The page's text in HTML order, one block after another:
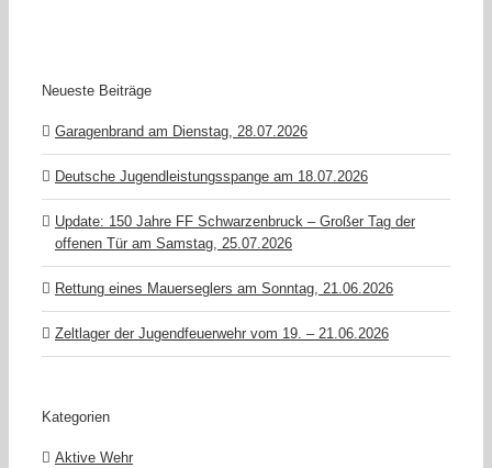
Neueste Beiträge
Garagenbrand am Dienstag, 28.07.2026
Deutsche Jugendleistungsspange am 18.07.2026
Update: 150 Jahre FF Schwarzenbruck – Großer Tag der
offenen Tür am Samstag, 25.07.2026
Rettung eines Mauerseglers am Sonntag, 21.06.2026
Zeltlager der Jugendfeuerwehr vom 19. – 21.06.2026
Kategorien
Aktive Wehr